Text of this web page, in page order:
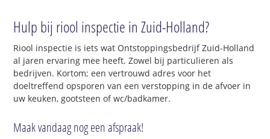
Hulp bij riool inspectie in Zuid-Holland?
Riool inspectie is iets wat Ontstoppingsbedrijf Zuid-Holland
al jaren ervaring mee heeft. Zowel bij particulieren als
bedrijven. Kortom; een vertrouwd adres voor het
doeltreffend opsporen van een verstopping in de afvoer in
uw keuken, gootsteen of wc/badkamer.
Maak vandaag nog een afspraak!